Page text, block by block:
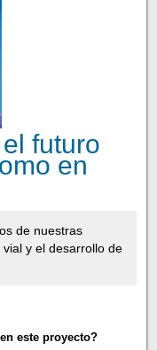
futuro
en
de nuestras
y el desarrollo de
este proyecto?